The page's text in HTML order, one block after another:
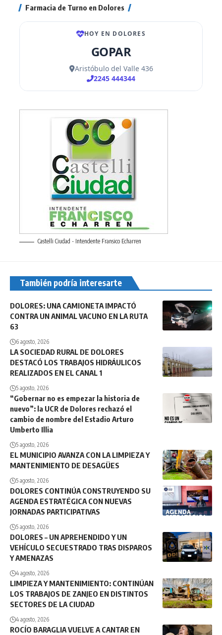
Farmacia de Turno en Dolores
Castelli Ciudad - Intendente Fransico Echarren
También podría interesarte
DOLORES: UNA CAMIONETA IMPACTÓ
CONTRA UN ANIMAL VACUNO EN LA RUTA
63
6 agosto, 2026
LA SOCIEDAD RURAL DE DOLORES
DESTACÓ LOS TRABAJOS HIDRÁULICOS
REALIZADOS EN EL CANAL 1
5 agosto, 2026
“Gobernar no es empezar la historia de
nuevo”: la UCR de Dolores rechazó el
cambio de nombre del Estadio Arturo
Umberto Illia
5 agosto, 2026
EL MUNICIPIO AVANZA CON LA LIMPIEZA Y
MANTENIMIENTO DE DESAGÜES
5 agosto, 2026
DOLORES CONTINÚA CONSTRUYENDO SU
AGENDA ESTRATÉGICA CON NUEVAS
JORNADAS PARTICIPATIVAS
5 agosto, 2026
DOLORES – UN APREHENDIDO Y UN
VEHÍCULO SECUESTRADO TRAS DISPAROS
Y AMENAZAS
4 agosto, 2026
LIMPIEZA Y MANTENIMIENTO: CONTINÚAN
LOS TRABAJOS DE ZANJEO EN DISTINTOS
SECTORES DE LA CIUDAD
4 agosto, 2026
ROCÍO BARAGLIA VUELVE A CANTAR EN